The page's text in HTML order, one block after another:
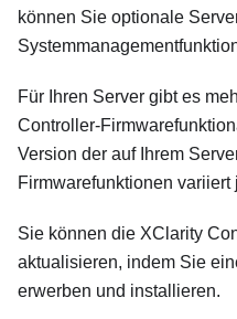
können Sie optionale
Für Ihren Server gibt es
Controller-
Version der auf Ihrem
Firmwarefunktionen
Sie können die XClarity
aktualisieren, indem Sie
erwerben und installieren.